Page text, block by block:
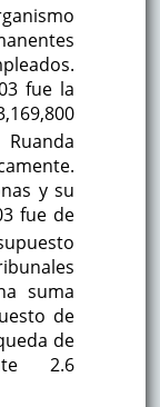
fue la
y su
fue de
suma
de
de
2.6